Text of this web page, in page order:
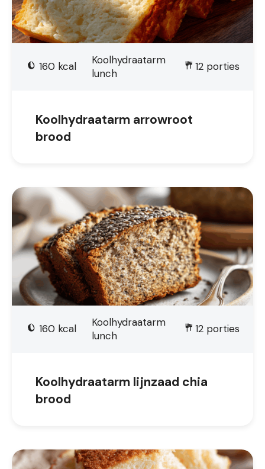
160 kcal
Koolhydraatarm
lunch
12porties
Koolhydraatarm arrowroot
brood
160 kcal
Koolhydraatarm
lunch
12porties
Koolhydraatarm lijnzaad chia
brood